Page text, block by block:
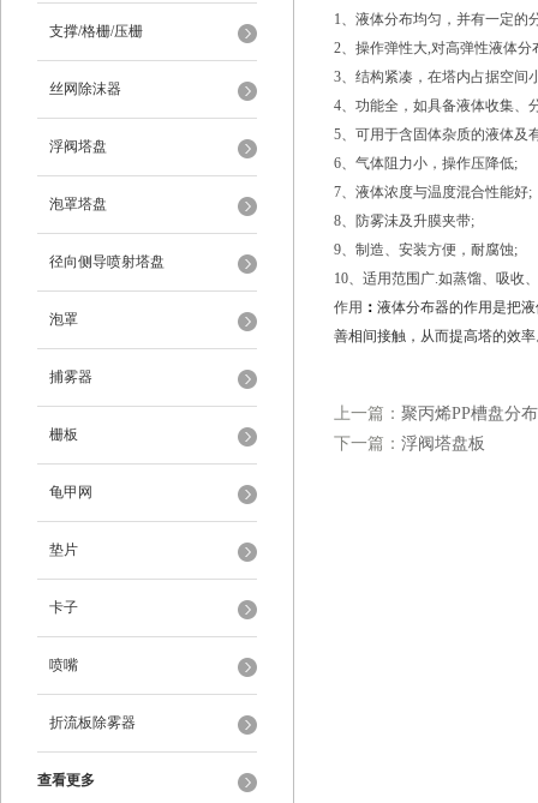
支撑/格栅/压栅
丝网除沫器
浮阀塔盘
泡罩塔盘
径向侧导喷射塔盘
泡罩
捕雾器
栅板
龟甲网
垫片
卡子
喷嘴
折流板除雾器
查看更多
1、液体分布均匀，并有一定的
2、操作弹性大,对高弹性液体分
3、结构紧凑，在塔内占据空间
4、功能全，如具备液体收集、
5、可用于含固体杂质的液体及
6、气体阻力小，操作压降低;
7、液体浓度与温度混合性能好;
8、防雾沬及升膜夹带;
9、制造、安装方便，耐腐蚀;
10、适用范围广.如蒸馏、吸收
作用 ： 液体分布器的作用是把
善相间接触，从而提高塔的效
上一篇： 聚丙烯PP槽盘分
下一篇： 浮阀塔盘板